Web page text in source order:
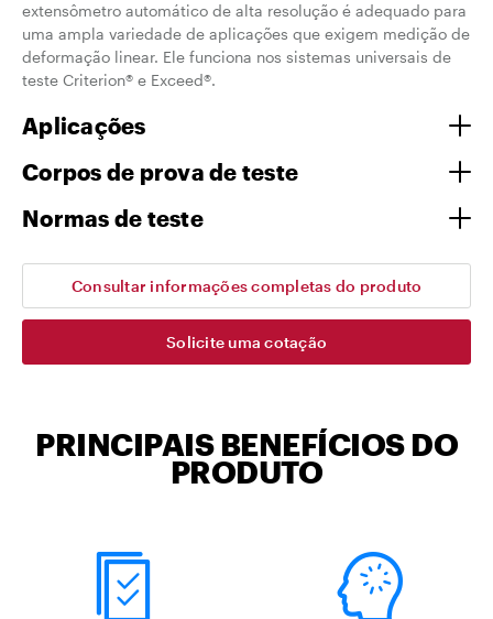
extensômetro automático de alta resolução é adequado para
uma ampla variedade de aplicações que exigem medição de
deformação linear. Ele funciona nos sistemas universais de
teste Criterion® e Exceed®.
Aplicações
Corpos de prova de teste
Normas de teste
Consultar informações completas do produto
Solicite uma cotação
PRINCIPAIS BENEFÍCIOS DO
PRODUTO